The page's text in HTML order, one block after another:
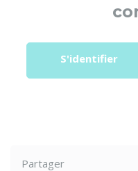
S'identifier
Partager